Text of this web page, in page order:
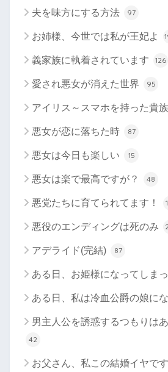
夫を味方にする方法 97
お姉様、今世では私が王妃よ
義家族に執着されています 126
愛され悪女が消えた世界 95
アイリス～スマホを持った貴
悪女が恋に落ちた時 87
悪女は今日も楽しい 15
悪女は楽で最高ですが？ 48
悪党たちに育てられてます！
悪役のエンディングは死のみ
アデライド(完結) 87
ある日、お姫様になってしま
ある日、私は冷血公爵の娘に
男主人公を誘惑するつもりは
42
お父さん、私この結婚イヤです